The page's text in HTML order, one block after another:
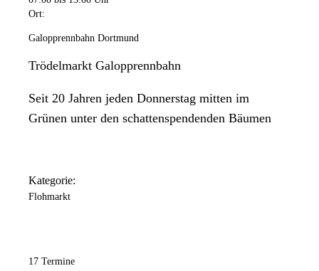
Ort:
Galopprennbahn Dortmund
Trödelmarkt Galopprennbahn
Seit 20 Jahren jeden Donnerstag mitten im
Grünen unter den schattenspendenden Bäumen
Kategorie:
Flohmarkt
17 Termine